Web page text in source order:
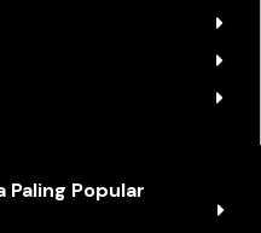
Paling Popular